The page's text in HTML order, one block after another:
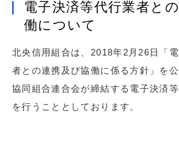
電子決済等代行業者と
働について
北央信用組合は、2018年2月26日「
者との連携及び協働に係る方針」を
協同組合連合会が締結する電子決済
を行うこととしております。